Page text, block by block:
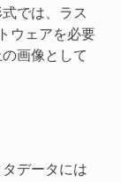
では、ラス
ウェアを必要
画像として
データには